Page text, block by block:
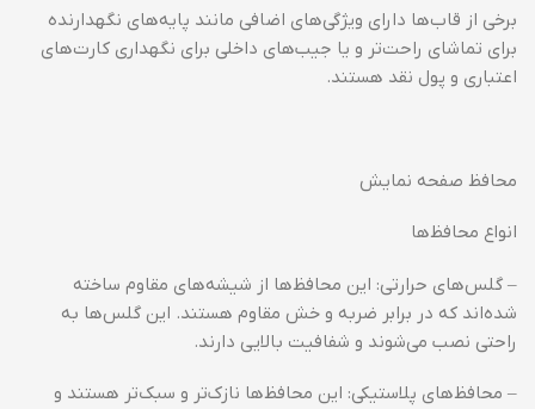
برخی از قاب‌ها دارای ویژگی‌های اضافی مانند پایه‌های نگهدارنده
برای تماشای راحت‌تر و یا جیب‌های داخلی برای نگهداری کارت‌های
اعتباری و پول نقد هستند.
محافظ صفحه نمایش
انواع محافظ‌ها
– گلس‌های حرارتی: این محافظ‌ها از شیشه‌های مقاوم ساخته
شده‌اند که در برابر ضربه و خش مقاوم هستند. این گلس‌ها به
راحتی نصب می‌شوند و شفافیت بالایی دارند.
– محافظ‌های پلاستیکی: این محافظ‌ها نازک‌تر و سبک‌تر هستند و